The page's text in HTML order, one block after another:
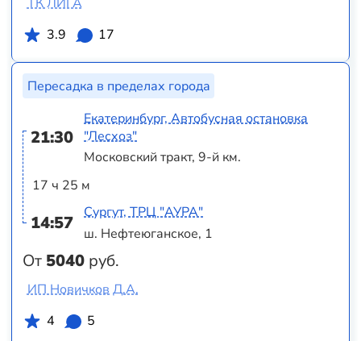
3.9
17
Пересадка в пределах города
21:30
17 ч 25 м
14:57
От 5040 руб.
Екатеринбург, Автобусная остановка
"Лесхоз"
Московский тракт, 9-й км.
Сургут, ТРЦ "АУРА"
ш. Нефтеюганское, 1
ИП Новичков Д.А.
4
5